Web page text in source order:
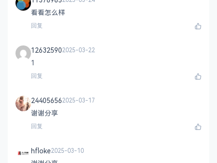
看看怎么样
回复
126325902025-03-22
1
回复
244056562025-03-17
谢谢分享
回复
hfloke2025-03-10